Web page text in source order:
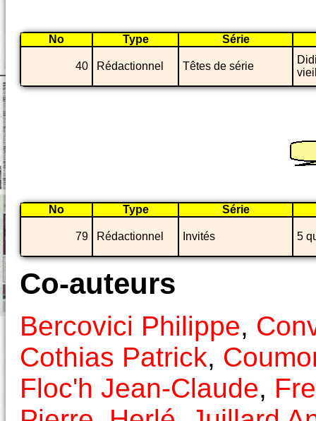
No Type Série
40 Rédactionnel Têtes de série
No Type Série
79 Rédactionnel Invités 5
Co-auteurs
Bercovici Philippe,
Cothias Patrick,
Floc'h Jean-Claude,